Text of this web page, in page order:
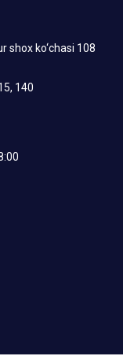
shox ko‘chasi 108
140